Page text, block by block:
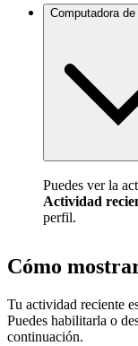
Computadora
Puedes ver la
Actividad
perfil.
Cómo
Tu actividad reciente
Puedes habilitarla o
continuación.